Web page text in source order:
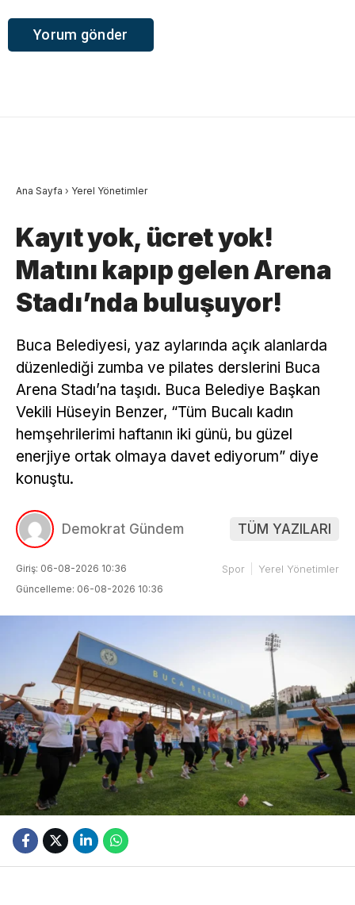
Ana Sayfa › Yerel Yönetimler
Kayıt yok, ücret yok!
Matını kapıp gelen Arena
Stadı’nda buluşuyor!
Buca Belediyesi, yaz aylarında açık alanlarda
düzenlediği zumba ve pilates derslerini Buca
Arena Stadı’na taşıdı. Buca Belediye Başkan
Vekili Hüseyin Benzer, “Tüm Bucalı kadın
hemşehrilerimi haftanın iki günü, bu güzel
enerjiye ortak olmaya davet ediyorum” diye
konuştu.
Demokrat Gündem TÜM YAZILARI
Giriş: 06-08-2026 10:36
Güncelleme: 06-08-2026 10:36
Spor Yerel Yönetimler